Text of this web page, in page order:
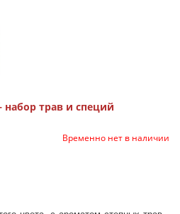
трав и специй
Временно нет в наличии